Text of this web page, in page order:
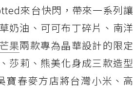
來台快閃，帶來一系列讓
奶油、可可布丁碎片、南洋
芒果兩款專為晶華設計的限定
莎莉、熊美化身成三款造型
寶春麥方店將台灣小米、高